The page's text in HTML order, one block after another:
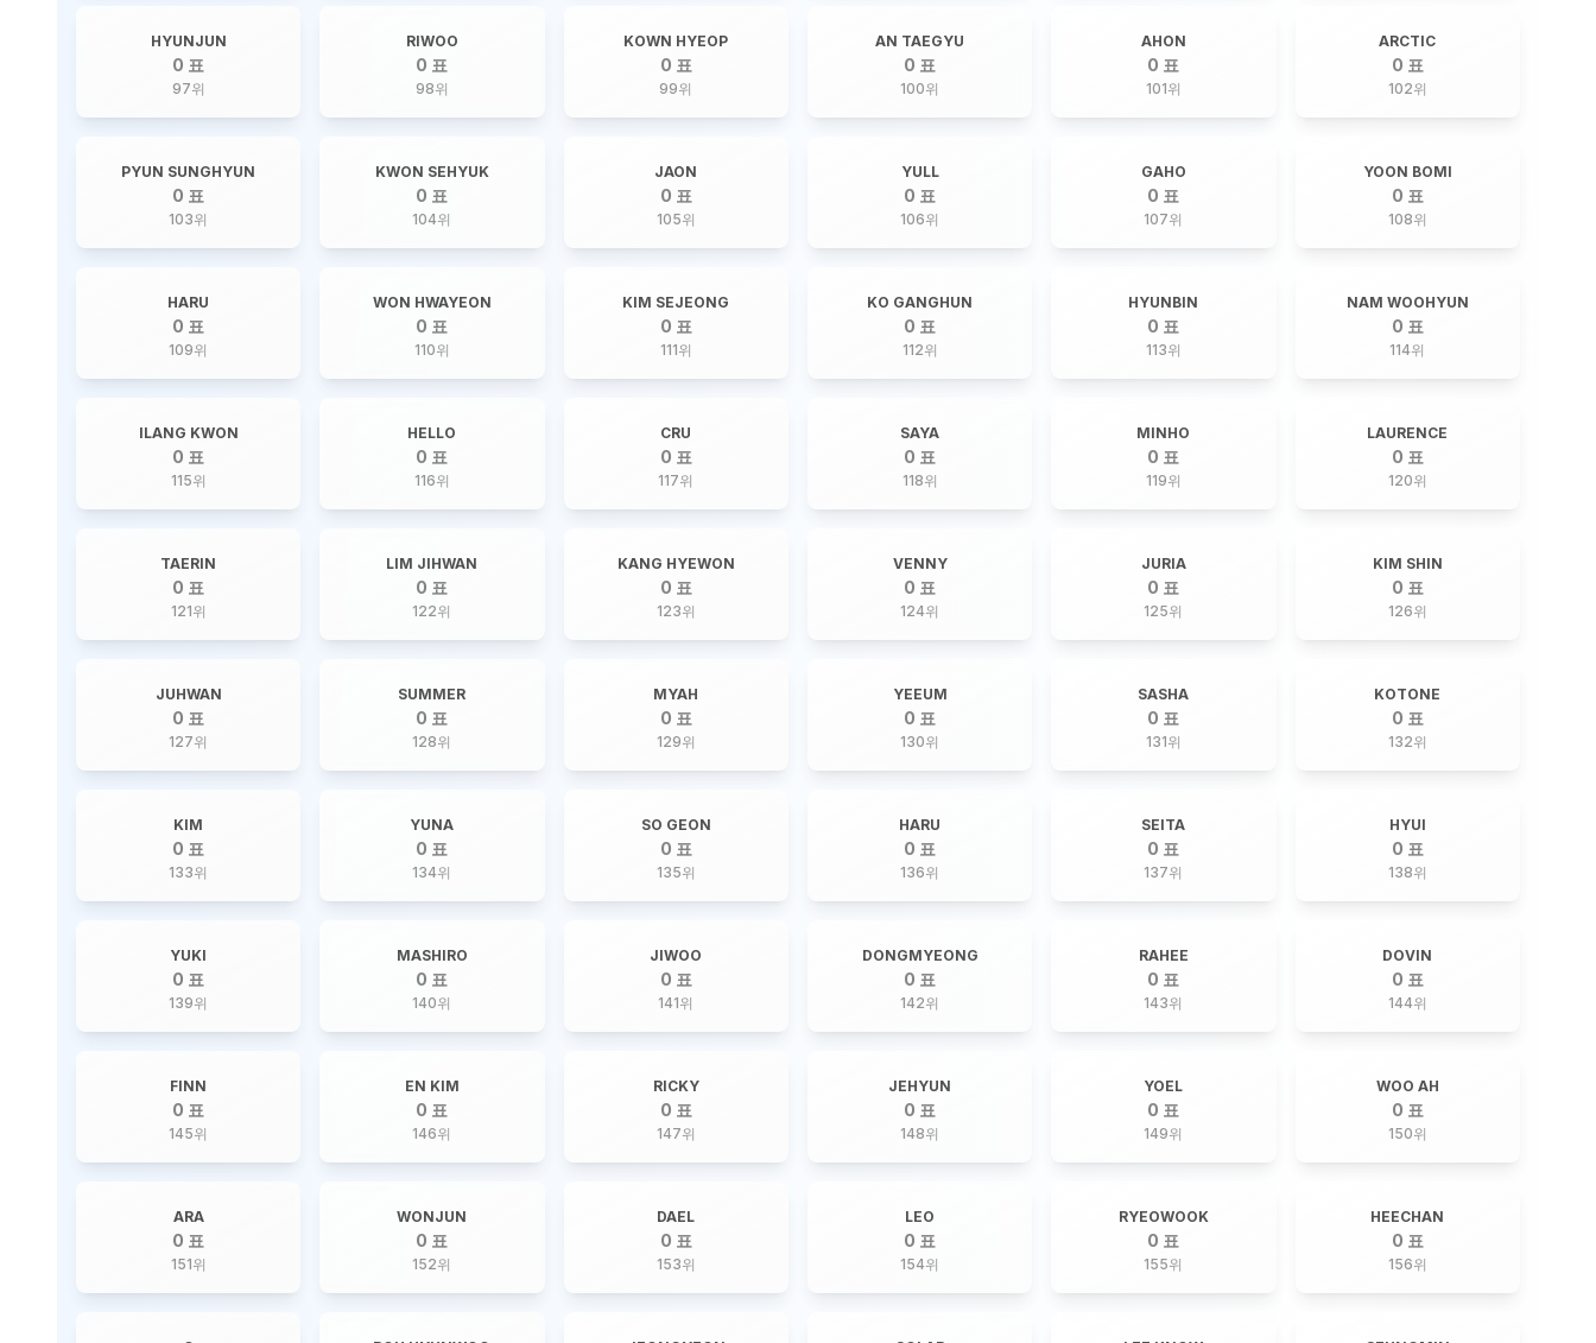
HYUNJUN
0 표
97위
RIWOO
0 표
98위
KOWN HYEOP
0 표
99위
AN TAEGYU
0 표
100위
AHON
0 표
101위
ARCTIC
0 표
102위
PYUN SUNGHYUN
0 표
103위
KWON SEHYUK
0 표
104위
JAON
0 표
105위
YULL
0 표
106위
GAHO
0 표
107위
YOON BOMI
0 표
108위
HARU
0 표
109위
WON HWAYEON
0 표
110위
KIM SEJEONG
0 표
111위
KO GANGHUN
0 표
112위
HYUNBIN
0 표
113위
NAM WOOHYUN
0 표
114위
ILANG KWON
0 표
115위
HELLO
0 표
116위
CRU
0 표
117위
SAYA
0 표
118위
MINHO
0 표
119위
LAURENCE
0 표
120위
TAERIN
0 표
121위
LIM JIHWAN
0 표
122위
KANG HYEWON
0 표
123위
VENNY
0 표
124위
JURIA
0 표
125위
KIM SHIN
0 표
126위
JUHWAN
0 표
127위
SUMMER
0 표
128위
MYAH
0 표
129위
YEEUM
0 표
130위
SASHA
0 표
131위
KOTONE
0 표
132위
KIM
0 표
133위
YUNA
0 표
134위
SO GEON
0 표
135위
HARU
0 표
136위
SEITA
0 표
137위
HYUI
0 표
138위
YUKI
0 표
139위
MASHIRO
0 표
140위
JIWOO
0 표
141위
DONGMYEONG
0 표
142위
RAHEE
0 표
143위
DOVIN
0 표
144위
FINN
0 표
145위
EN KIM
0 표
146위
RICKY
0 표
147위
JEHYUN
0 표
148위
YOEL
0 표
149위
WOO AH
0 표
150위
ARA
0 표
151위
WONJUN
0 표
152위
DAEL
0 표
153위
LEO
0 표
154위
RYEOWOOK
0 표
155위
HEECHAN
0 표
156위